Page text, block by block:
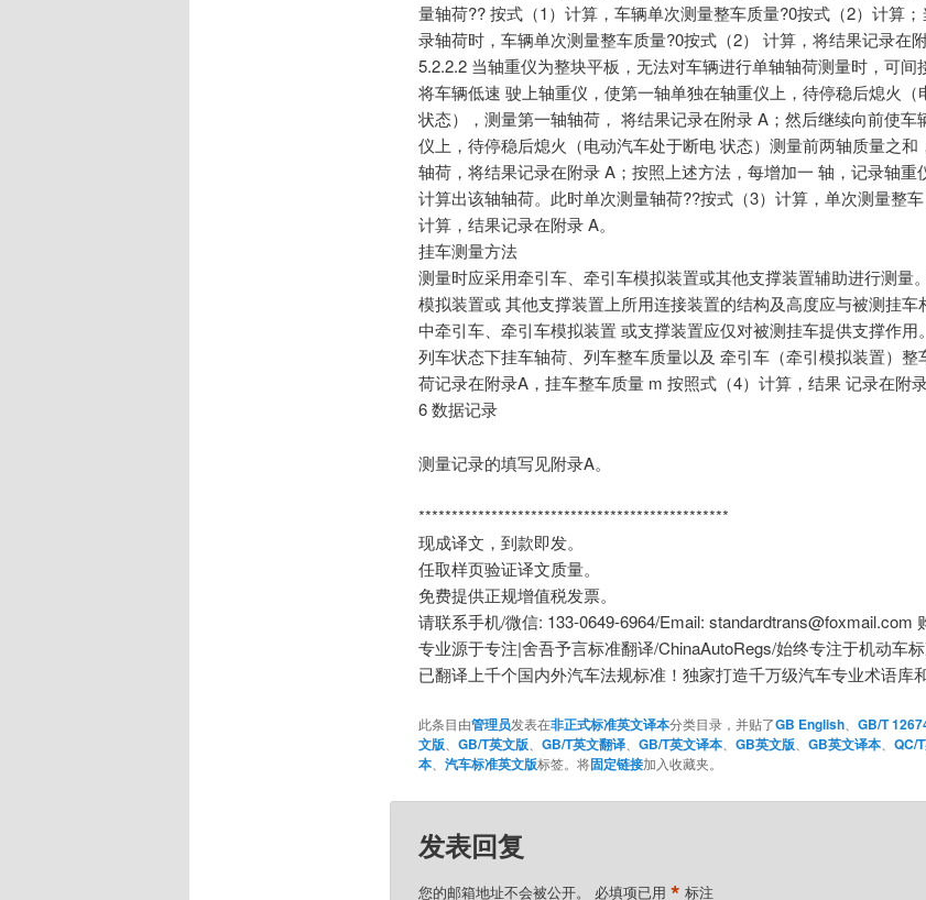
量轴荷?? 按式（1）计算，车辆单次测量整车质量?0按式（2）计算
录轴荷时，车辆单次测量整车质量?0按式（2） 计算，将结果记录在附
5.2.2.2 当轴重仪为整块平板，无法对车辆进行单轴轴荷测量时，可间
将车辆低速 驶上轴重仪，使第一轴单独在轴重仪上，待停稳后熄火（
状态），测量第一轴轴荷， 将结果记录在附录 A；然后继续向前使车
仪上，待停稳后熄火（电动汽车处于断电 状态）测量前两轴质量之和
轴荷，将结果记录在附录 A；按照上述方法，每增加一 轴，记录轴重
计算出该轴轴荷。此时单次测量轴荷??按式（3）计算，单次测量整车
计算，结果记录在附录 A。
挂车测量方法
测量时应采用牵引车、牵引车模拟装置或其他支撑装置辅助进行测量
模拟装置或 其他支撑装置上所用连接装置的结构及高度应与被测挂车
中牵引车、牵引车模拟装置 或支撑装置应仅对被测挂车提供支撑作用
列车状态下挂车轴荷、列车整车质量以及 牵引车（牵引模拟装置）整
荷记录在附录A，挂车整车质量 m 按照式（4）计算，结果 记录在附录
6 数据记录
测量记录的填写见附录A。
​***********************************************
现成译文，到款即发。
任取样页验证译文质量。
免费提供正规增值税发票。
请联系手机/微信: 133-0649-6964/Email: standardtrans@foxmail.com
专业源于专注|舍吾予言标准翻译/ChinaAutoRegs/始终专注于机动车
已翻译上千个国内外汽车法规标准！独家打造千万级汽车专业术语库和
此条目由管理员发表在非正式标准英文译本分类目录，并贴了GB English、 GB/T
文版
GB/T英文版 GB/T英文翻译、 GB/T英文译本、 GB英文版 GB英文译本、 QC/
本、 汽车标准英文版标签。将固定链接加入收藏夹。
发表回复
您的邮箱地址不会被公开。 必填项已用 标注